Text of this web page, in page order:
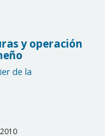
y operación
de la
2010